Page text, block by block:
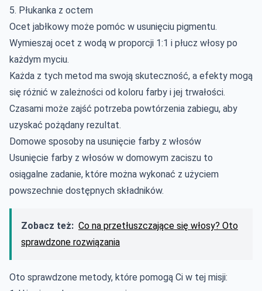
5. Płukanka z octem
Ocet jabłkowy może pomóc w usunięciu pigmentu.
Wymieszaj ocet z wodą w proporcji 1:1 i płucz włosy po
każdym myciu.
Każda z tych metod ma swoją skuteczność, a efekty mogą
się różnić w zależności od koloru farby i jej trwałości.
Czasami może zajść potrzeba powtórzenia zabiegu, aby
uzyskać pożądany rezultat.
Domowe sposoby na usunięcie farby z włosów
Usunięcie farby z włosów w domowym zaciszu to
osiągalne zadanie, które można wykonać z użyciem
powszechnie dostępnych składników.
Zobacz też: Co na przetłuszczające się włosy? Oto
sprawdzone rozwiązania
Oto sprawdzone metody, które pomogą Ci w tej misji: